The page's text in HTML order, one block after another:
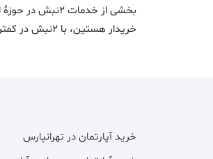
بخشی از
خریدار هستین، با 2نبش در کمترین زمان معامله‌ کنین
خرید آپارتمان در تهرانپارس